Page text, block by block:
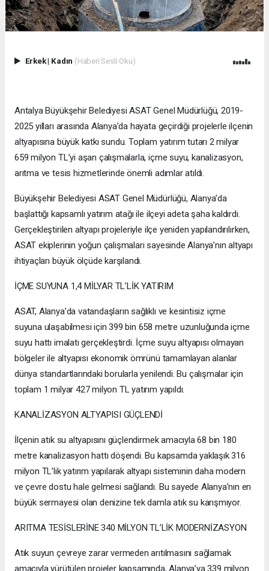
Erkek| Kadın (Haberi Sesli Oku)
Antalya Büyükşehir Belediyesi ASAT Genel Müdürlüğü, 2019-
2025 yılları arasında Alanya’da hayata geçirdiği projelerle ilçenin
altyapısına büyük katkı sundu. Toplam yatırım tutarı 2 milyar
659 milyon TL’yi aşan çalışmalarla, içme suyu, kanalizasyon,
arıtma ve tesis hizmetlerinde önemli adımlar atıldı.
Büyükşehir Belediyesi ASAT Genel Müdürlüğü, Alanya’da
başlattığı kapsamlı yatırım atağı ile ilçeyi adeta şaha kaldırdı.
Gerçekleştirilen altyapı projeleriyle ilçe yeniden yapılandırılırken,
ASAT ekiplerinin yoğun çalışmaları sayesinde Alanya’nın altyapı
ihtiyaçları büyük ölçüde karşılandı.
İÇME SUYUNA 1,4 MİLYAR TL’LİK YATIRIM
ASAT, Alanya’da vatandaşların sağlıklı ve kesintisiz içme
suyuna ulaşabilmesi için 399 bin 658 metre uzunluğunda içme
suyu hattı imalatı gerçekleştirdi. İçme suyu altyapısı olmayan
bölgeler ile altyapısı ekonomik ömrünü tamamlayan alanlar
dünya standartlarındaki borularla yenilendi. Bu çalışmalar için
toplam 1 milyar 427 milyon TL yatırım yapıldı.
KANALİZASYON ALTYAPISI GÜÇLENDİ
İlçenin atık su altyapısını güçlendirmek amacıyla 68 bin 180
metre kanalizasyon hattı döşendi. Bu kapsamda yaklaşık 316
milyon TL’lik yatırım yapılarak altyapı sisteminin daha modern
ve çevre dostu hale gelmesi sağlandı. Bu sayede Alanya’nın en
büyük sermayesi olan denizine tek damla atık su karışmıyor.
ARITMA TESİSLERİNE 340 MİLYON TL’LİK MODERNİZASYON
Atık suyun çevreye zarar vermeden arıtılmasını sağlamak
amacıyla yürütülen projeler kapsamında, Alanya’ya 339 milyon